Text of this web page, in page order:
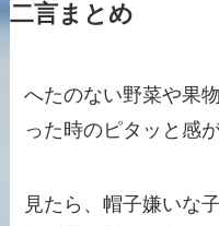
二言まとめ
へたのない野菜や果
った時のピタッと感
見たら、帽子嫌いな